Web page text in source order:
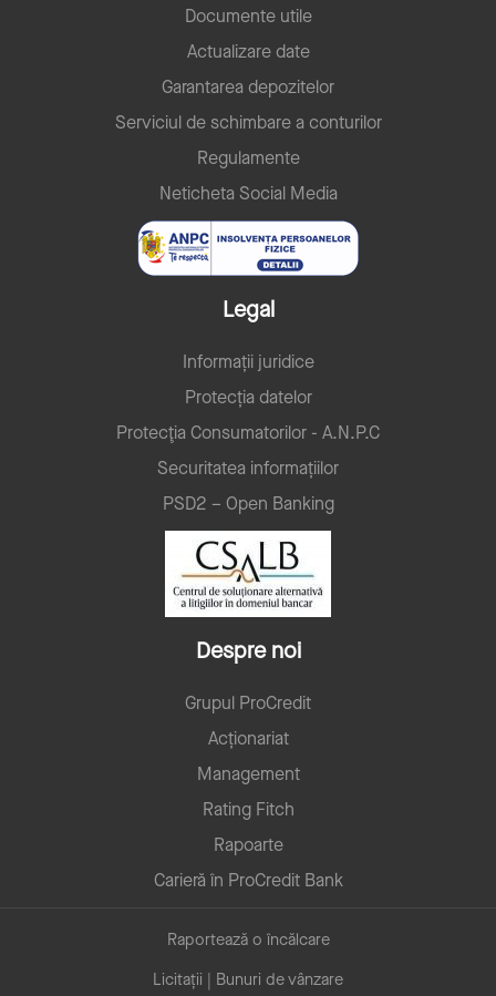
Documente utile
Actualizare date
Garantarea depozitelor
Serviciul de schimbare a conturilor
Regulamente
Neticheta Social Media
Legal
Informații juridice
Protecția datelor
Protecţia Consumatorilor - A.N.P.C
Securitatea informațiilor
PSD2 – Open Banking
Despre noi
Grupul ProCredit
Acționariat
Management
Rating Fitch
Rapoarte
Carieră în ProCredit Bank
Raportează o încălcare
Licitații | Bunuri de vânzare